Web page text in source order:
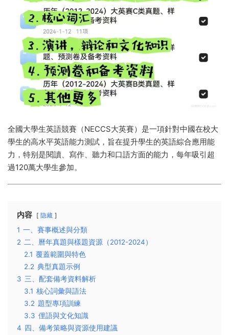
全國大學生英語競賽（NECCS大英賽）是一項針對中國在校大
學生的高水平英語能力測試，旨在提升學生的英語綜合應用能
力，特别是閱讀、寫作、聽力和口語方面的能力，每年吸引超
過120萬大學生參加。
内容 隐藏
1 一、賽事概述與分類
2 二、曆年真題與樣題資源（2012-2024）
2.1 覆蓋範圍與特色
2.2 典型真題示例
3 三、配套備考資料解析
3.1 核心詞彙與語法
3.2 題型專項訓練
3.3 俚語與文化知識
4 四、備考策略與資源使用建議